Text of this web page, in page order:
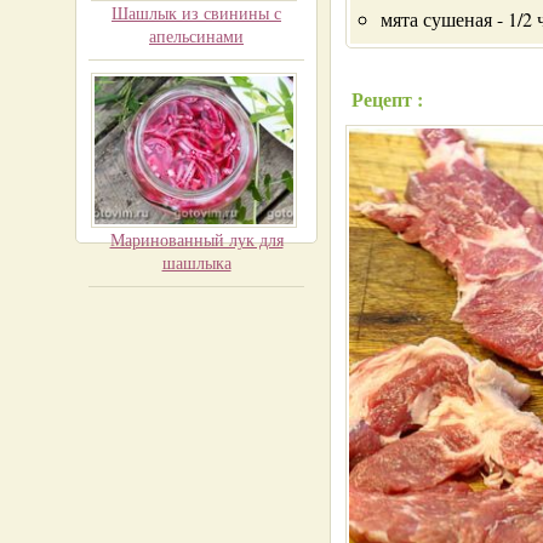
Шашлык из свинины с
апельсинами
Маринованный лук для
шашлыка
мята сушеная - 1/2
Рецепт :